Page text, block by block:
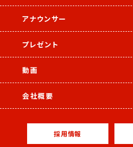
アナウンサー
プレゼント
動画
会社概要
採用情報